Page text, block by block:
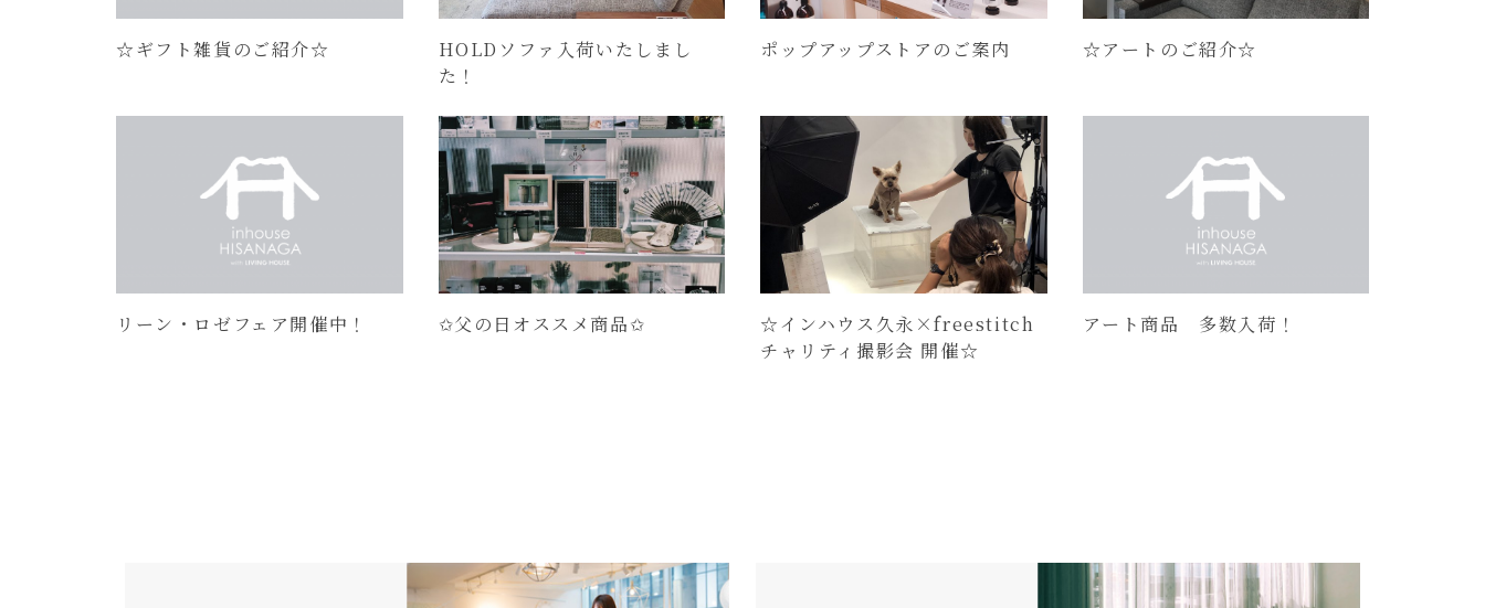
☆ギフト雑貨のご紹介☆
HOLDソファ入荷いたしまし
た！
ポップアップストアのご案内 ☆アートのご紹介☆
リーン・ロゼフェア開催中！ ✩父の日オススメ商品✩
☆インハウス久永×freestitch
チャリティ撮影会 開催☆
アート商品 多数入荷！